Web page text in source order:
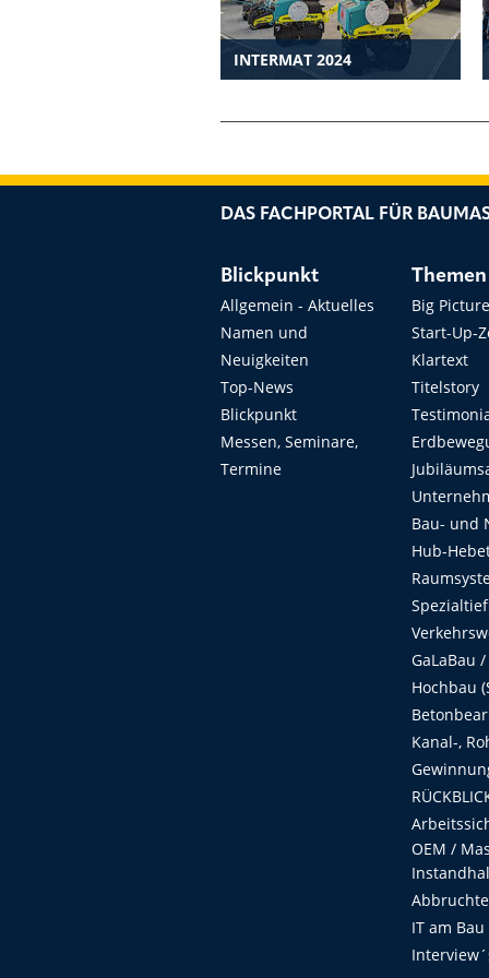
INTERMAT 2024
DAS FACHPORTAL FÜR
Blickpunkt
Allgemein - Aktuelles
Namen und
Neuigkeiten
Top-News
Blickpunkt
Messen, Seminare,
Termine
Themen
Big Picture
Start-Up-
Klartext
Titelstory
Bau- und
Hub-
GaLaBau
Hochbau
Kanal-,
OEM /
IT am Bau